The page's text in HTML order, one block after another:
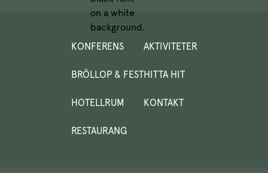
KONFERENS
BRÖLLOP & FEST
HOTELLRUM
RESTAURANG
AKTIVITETER
HITTA HIT
KONTAKT